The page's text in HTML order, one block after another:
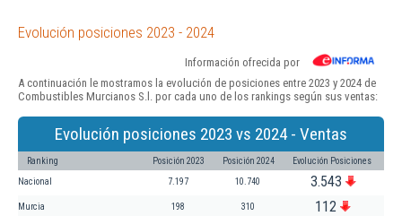
Evolución posiciones 2023 - 2024
Información ofrecida por
A continuación le mostramos la evolución de posiciones entre 2023 y 2024 de
Combustibles Murcianos S.l. por cada uno de los rankings según sus ventas:
Evolución posiciones 2023 vs 2024 - Ventas
Ranking Posición 2023 Posición 2024 Evolución Posiciones
Nacional 7.197 10.740 3.543
Murcia 198 310 112